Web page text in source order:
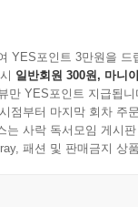
인』은 1905년 스
주요 장면마다 본
다. 계속되는 우연
지, 종교란 무엇인
YES포인트 3만원을 드
일반회원 300원, 마니
만 YES포인트 지급됩니
점부터 마지막 회차 주
는 사락 독서모임 게시
패션 및 판매금지 상